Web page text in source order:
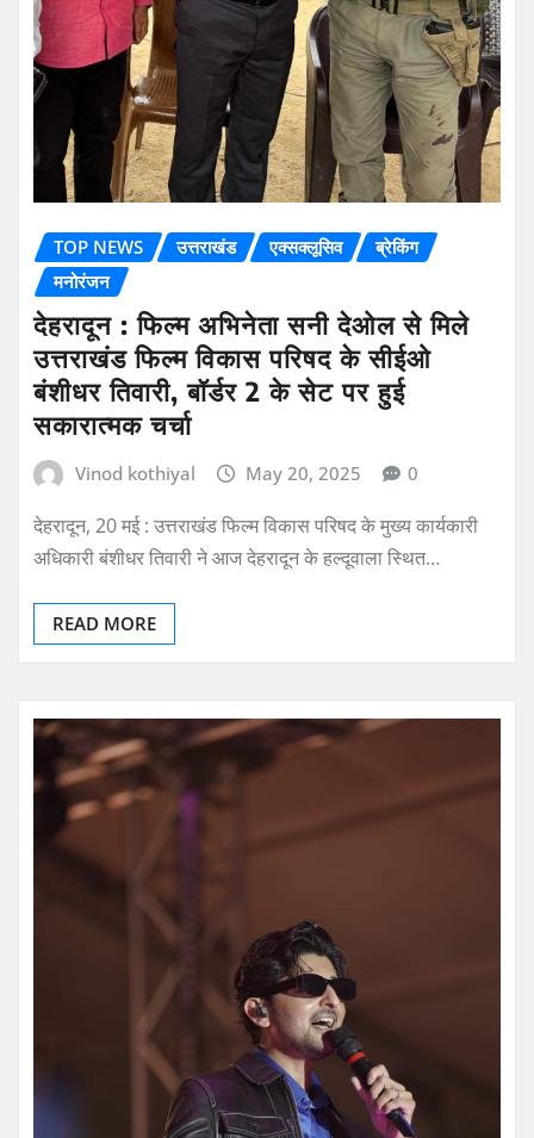
TOP NEWS उत्तराखंड एक्सक्लूसिव
ब्रेकिंग
मनोरंजन
देहरादून : फिल्म अभिनेता सनी देओल से मिले
उत्तराखंड फिल्म विकास परिषद के सीईओ
बंशीधर तिवारी, बॉर्डर 2 के सेट पर हुई
सकारात्मक चर्चा
Vinod kothiyal May 20, 2025 0
देहरादून, 20 मई : उत्तराखंड फिल्म विकास परिषद के मुख्य कार्यकारी
अधिकारी बंशीधर तिवारी ने आज देहरादून के हल्दूवाला स्थित…
READ MORE